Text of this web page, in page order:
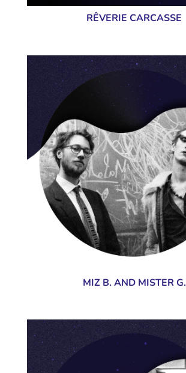
RÊVERIE CARCASSE
MIZ B. AND MISTER G.